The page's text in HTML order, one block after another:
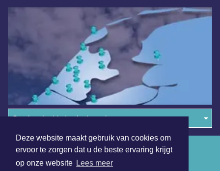
Deze website maakt gebruik van cookies om
ervoor te zorgen dat u de beste ervaring krijgt
op onze website Lees meer
Overige dagbladen in de regio
Algemene voorwaarden
Disclaimer